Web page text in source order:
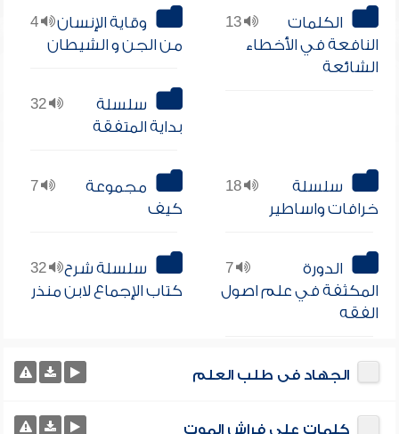
13
الكلمات
النافعة في الأخطاء
الشائعة
4
وقاية الإنسان
من الجن و الشيطان
32
سلسلة
بداية المتفقة
18
سلسلة
خرافات واساطير
7
مجموعة
كيف
7
الدورة
المكثفة في علم اصول
الفقه
32
سلسلة شرح
كتاب الإجماع لابن منذر
الجهاد فى طلب العلم
كلمات على فراش الموت